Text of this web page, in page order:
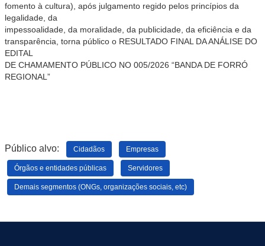
fomento à cultura), após julgamento regido pelos princípios da
legalidade, da
impessoalidade, da moralidade, da publicidade, da eficiência e da
transparência, torna público o RESULTADO FINAL DA ANÁLISE DO
EDITAL
DE CHAMAMENTO PÚBLICO NO 005/2026 “BANDA DE FORRÓ
REGIONAL”
Público alvo: Cidadãos Empresas
Órgãos e entidades públicas Servidores
Demais segmentos (ONGs, organizações sociais, etc)